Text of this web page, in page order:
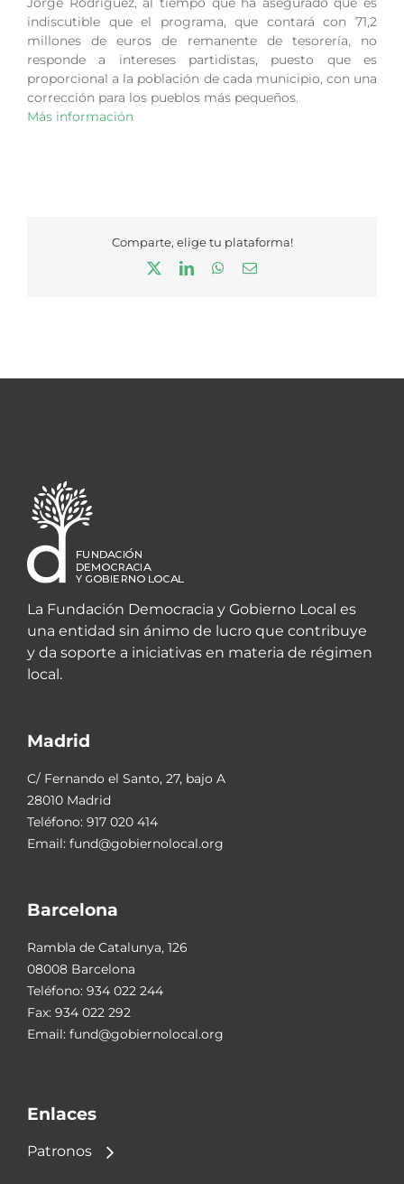
indiscutible que el programa, que contará con 71,2
millones de euros de remanente de tesorería, no
responde a intereses partidistas, puesto que es
proporcional a la población de cada municipio, con una
corrección para los pueblos más pequeños.
Más información
Comparte, elige tu plataforma!
LinkedInWhatsApp
Correo
La Fundación Democracia y Gobierno Local es
una entidad sin ánimo de lucro que contribuye
y da soporte a iniciativas en materia de régimen
local.
Madrid
C/ Fernando el Santo, 27, bajo A
28010 Madrid
Teléfono: 917 020 414
Email: fund@gobiernolocal.org
Barcelona
Rambla de Catalunya, 126
08008 Barcelona
Teléfono: 934 022 244
Fax: 934 022 292
Email: fund@gobiernolocal.org
Enlaces
Patronos